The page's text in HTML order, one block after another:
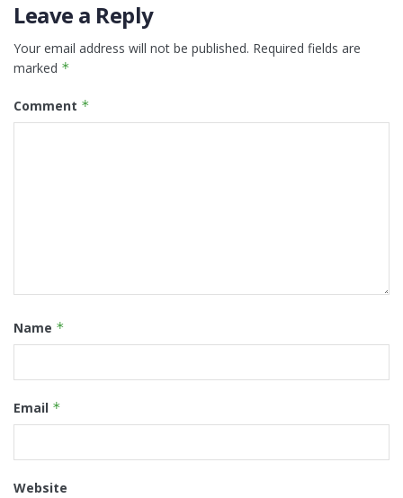
Leave a Reply
Your email address will not be published. Required fields are
marked *
Comment *
Name *
Email *
Website